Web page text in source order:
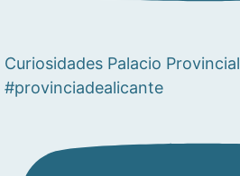
Curiosidades Palacio Provincial
#provinciadealicante